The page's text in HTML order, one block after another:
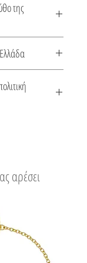
5-10
της
πιστοποιητικό
και την πέτρα
αρέσει